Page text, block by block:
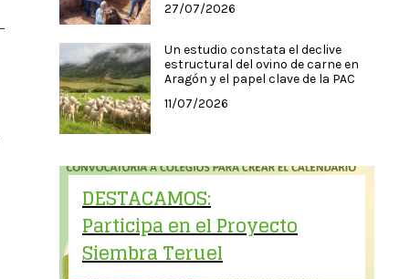
27/07/2026
Un estudio constata el declive
estructural del ovino de carne en
Aragón y el papel clave de la PAC
11/07/2026
DESTACAMOS:
Participa en el Proyecto
Siembra Teruel